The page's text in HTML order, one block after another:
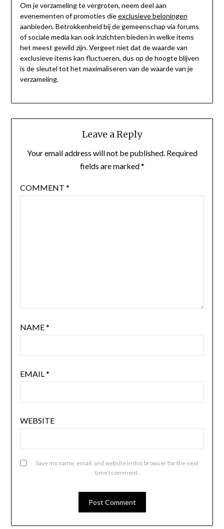
Om je verzameling te vergroten, neem deel aan
evenementen of promoties dieexclusieve beloningen
aanbieden. Betrokkenheid bij de gemeenschap via forums
of sociale media kan ook inzichten bieden in welke items
het meest gewild zijn. Vergeet niet dat de waarde van
exclusieve items kan fluctueren, dus op de hoogte blijven
is de sleutel tot het maximaliseren van de waarde van je
verzameling.
Leave a Reply
Your email address will not be published. Required
fields are marked*
COMMENT *
NAME*
EMAIL*
WEBSITE
Save my name, email, and website in this browser for the next
time I comment.